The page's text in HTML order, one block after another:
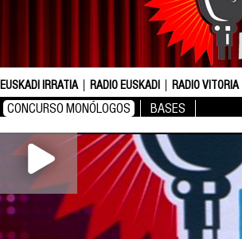
EUSKADI IRRATIA RADIO EUSKADI RADIO VITORIA
CONCURSO MONÓLOGOS BASES